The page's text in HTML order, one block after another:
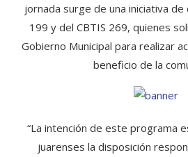
jornada surge de una iniciativa de
199 y del CBTIS 269, quienes
Gobierno Municipal para realizar
beneficio de la
“La intención de este programa
juarenses la disposición